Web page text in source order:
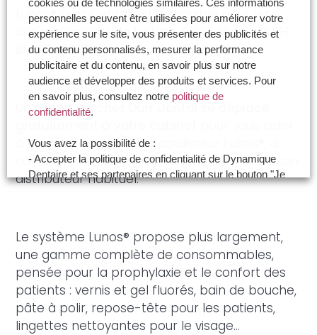
Lunos® Dürr Dental est disponible pour les
accouplements de turbine KaVo, Sirona, W&H,
Bien Air et NSK.
Un expert de chez Dürr Dental se déplace
à prendre en main l’aéropolisseur Lunos®, à
condition d’en faire la demande auprès de son
distributeur habituel.
Le système Lunos® propose plus largement,
une gamme complète de consommables,
pensée pour la prophylaxie et le confort des
patients : vernis et gel fluorés, bain de bouche,
pâte à polir, repose-tête pour les patients,
lingettes nettoyantes pour le visage…
cookies ou de technologies similaires. Ces informations
personnelles peuvent être utilisées pour améliorer votre
expérience sur le site, vous présenter des publicités et
du contenu personnalisés, mesurer la performance
publicitaire et du contenu, en savoir plus sur notre
audience et développer des produits et services. Pour
en savoir plus, consultez notre politique de
confidentialité.
Vous avez la possibilité de :
- Accepter la politique de confidentialité de Dynamique
Dentaire et ses partenaires en cliquant sur le bouton "Je
non en cliquant sur le bouton "Je souhaite Gérer mes
préférences"
Je certifie être un professionnel de santé et je
souhaite gérer mes préférences